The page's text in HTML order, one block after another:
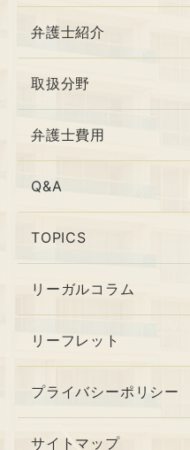
弁護士紹介
取扱分野
弁護士費用
Q&A
TOPICS
リーガルコラム
リーフレット
プライバシーポリシー
サイトマップ